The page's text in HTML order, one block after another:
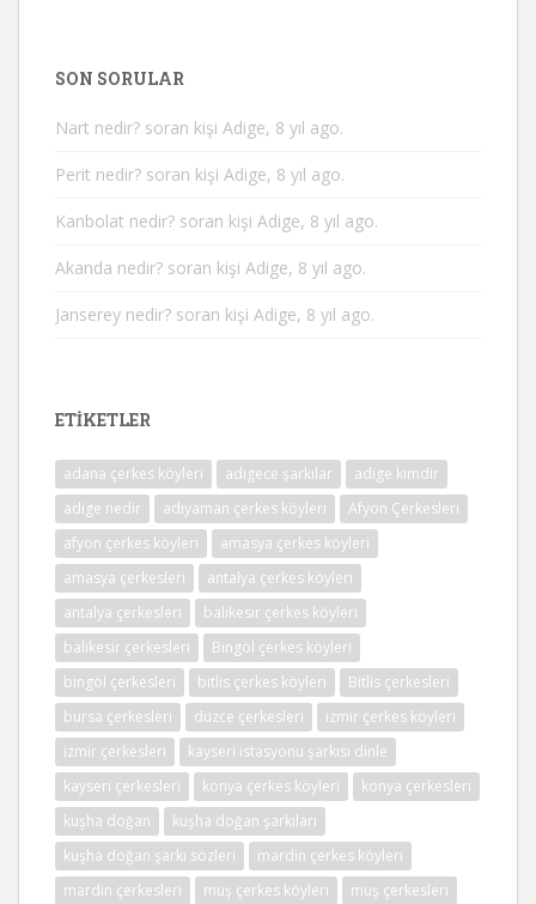
SON SORULAR
Nart nedir? soran kişi Adige, 8 yıl ago.
Perit nedir? soran kişi Adige, 8 yıl ago.
Kanbolat nedir? soran kişi Adige, 8 yıl ago.
Akanda nedir? soran kişi Adige, 8 yıl ago.
Janserey nedir? soran kişi Adige, 8 yıl ago.
ETIKETLER
adana çerkes köyleri adigece şarkılar
adige kimdir
adige nedir
adıyaman çerkes köyleri
Afyon Çerkesleri
afyon çerkes köyleri
amasya çerkes köyleri
amasya çerkesleri
antalya çerkes köyleri
antalya çerkesleri
balıkesir çerkes köyleri
balıkesir çerkesleri
Bingöl çerkes köyleri
bingöl çerkesleri
bitlis çerkes köyleri
Bitlis çerkesleri
bursa çerkesleri
düzce çerkesleri
izmir çerkes köyleri
izmir çerkesleri
kayseri istasyonu şarkısı dinle
kayseri çerkesleri
konya çerkes köyleri
konya çerkesleri
kuşha doğan
kuşha doğan şarkıları
kuşha doğan şarkı sözleri
mardin çerkes köyleri
mardin çerkesleri
muş çerkes köyleri
muş çerkesleri